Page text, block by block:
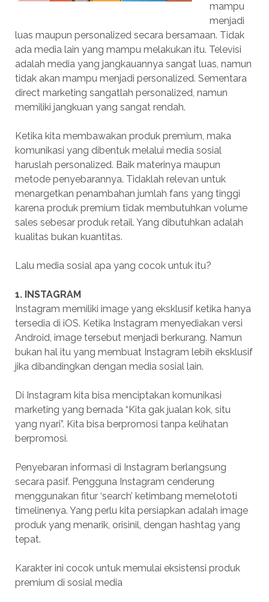
mampu
menjadi
luas maupun personalized secara bersamaan. Tidak
ada media lain yang mampu melakukan itu. Televisi
adalah media yang jangkauannya sangat luas, namun
tidak akan mampu menjadi personalized. Sementara
direct marketing sangatlah personalized, namun
memiliki jangkuan yang sangat rendah.
Ketika kita membawakan produk premium, maka
komunikasi yang dibentuk melalui media sosial
haruslah personalized. Baik materinya maupun
metode penyebarannya. Tidaklah relevan untuk
menargetkan penambahan jumlah fans yang tinggi
karena produk premium tidak membutuhkan volume
sales sebesar produk retail. Yang dibutuhkan adalah
kualitas bukan kuantitas.
Lalu media sosial apa yang cocok untuk itu?
1. INSTAGRAM
Instagram memiliki image yang eksklusif ketika hanya
tersedia di iOS. Ketika Instagram menyediakan versi
Android, image tersebut menjadi berkurang. Namun
bukan hal itu yang membuat Instagram lebih eksklusif
jika dibandingkan dengan media sosial lain.
Di Instagram kita bisa menciptakan komunikasi
marketing yang bernada “Kita gak jualan kok, situ
yang nyari”. Kita bisa berpromosi tanpa kelihatan
berpromosi.
Penyebaran informasi di Instagram berlangsung
secara pasif. Pengguna Instagram cenderung
menggunakan fitur ‘search’ ketimbang memelototi
timelinenya. Yang perlu kita persiapkan adalah image
produk yang menarik, orisinil, dengan hashtag yang
tepat.
Karakter ini cocok untuk memulai eksistensi produk
premium di sosial media